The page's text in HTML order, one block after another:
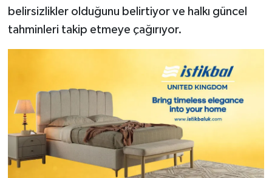
belirsizlikler olduğunu belirtiyor ve halkı güncel
tahminleri takip etmeye çağırıyor.